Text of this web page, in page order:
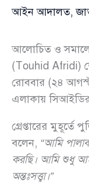
আইন আদালত,
আলোচিত ও
(Touhid Afridi)
রোববার (২৪
এলাকায়
গ্রেপ্তারের মুহূর্তে
বলেন, “আমি
করছি। আমি শুধু
অন্তঃসত্ত্বা।”